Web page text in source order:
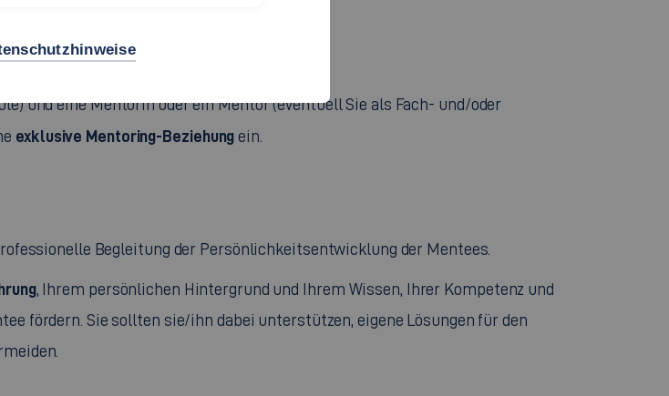
und eine Mentorin oder ein Mentor (eventuell Sie als Fach- und/oder
exklusive Mentoring-Beziehung ein.
Begleitung der Persönlichkeitsentwicklung der Mentees.
, Ihrem persönlichen Hintergrund und Ihrem Wissen, Ihrer Kompetenz und
fördern. Sie sollten sie/ihn dabei unterstützen, eigene Lösungen für den